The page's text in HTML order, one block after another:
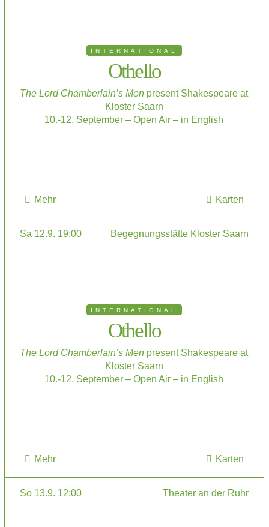
INTERNATIONAL
Othello
The Lord Chamberlain’s Men present Shakespeare at
Kloster Saarn
10.-12. September – Open Air – in English
Mehr Karten
Sa 12.9. 19:00 Begegnungsstätte Kloster Saarn
INTERNATIONAL
Othello
The Lord Chamberlain’s Men present Shakespeare at
Kloster Saarn
10.-12. September – Open Air – in English
Mehr Karten
So 13.9. 12:00 Theater an der Ruhr